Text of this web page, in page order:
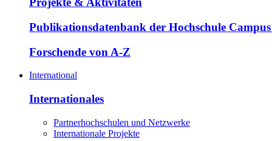
Publikationsdatenbank der Hochschule
Forschende von A-Z
International
Internationales
Partnerhochschulen und Netzwerke
Internationale Projekte